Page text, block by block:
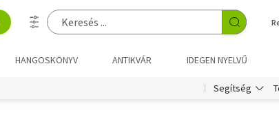
HANGOSKÖNYV ANTIKVÁR IDEGEN NYELVŰ
Segítség